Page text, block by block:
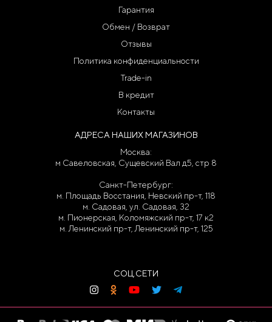
Гарантия
Обмен / Возврат
Отзывы
Политика конфиденциальности
Trade-in
В кредит
Контакты
АДРЕСА НАШИХ МАГАЗИНОВ
Москва:
м Савеловская, Сущевский Вал д5, стр 8
Санкт-Петербург:
м. Площадь Восстания, Невский пр-т, 118
м. Садовая, ул. Садовая, 32
м. Пионерская, Коломяжский пр-т, 17 к2
м. Ленинский пр-т, Ленинский пр-т, 125
СОЦ.СЕТИ